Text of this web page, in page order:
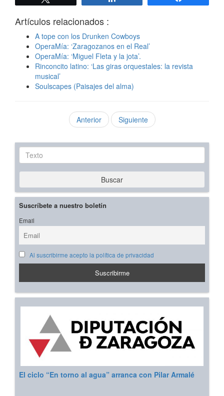
Artículos relacionados :
A tope con los Drunken Cowboys
OperaMía: ‘Zaragozanos en el Real’
OperaMía: ‘Miguel Fleta y la jota’.
Rinconcito latino: ‘Las giras orquestales: la revista
musical’
Soulscapes (Paisajes del alma)
Anterior Siguiente
Texto
Buscar
Suscríbete a nuestro boletín
Email
Al suscribirme acepto la política de privacidad
El ciclo “En torno al agua” arranca con Pilar Armalé